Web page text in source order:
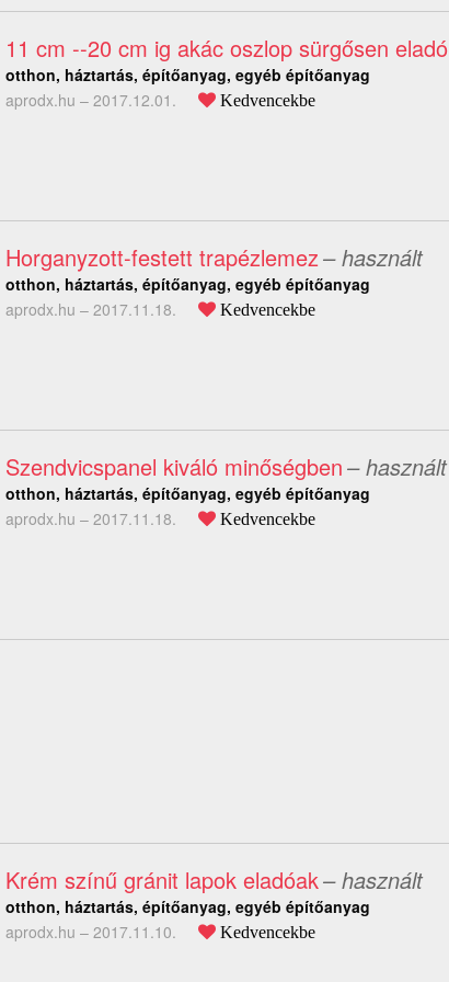
11 cm --20 cm ig akác oszlop sürgősen eladó
otthon, háztartás, építőanyag, egyéb építőanyag
aprodx.hu – 2017.12.01. Kedvencekbe
Horganyzott-festett trapézlemez– használt
otthon, háztartás, építőanyag, egyéb építőanyag
aprodx.hu – 2017.11.18. Kedvencekbe
Szendvicspanel kiváló minőségben– használt
otthon, háztartás, építőanyag, egyéb építőanyag
aprodx.hu – 2017.11.18. Kedvencekbe
Krém színű gránit lapok eladóak– használt
otthon, háztartás, építőanyag, egyéb építőanyag
aprodx.hu – 2017.11.10. Kedvencekbe